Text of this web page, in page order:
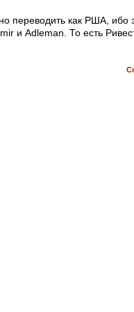
переводить как РША, ибо
и Adleman. То есть